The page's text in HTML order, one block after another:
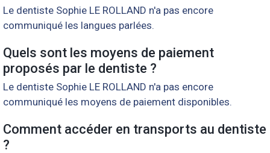
Le dentiste Sophie LE ROLLAND n'a pas encore
communiqué les langues parlées.
Quels sont les moyens de paiement
proposés par le dentiste ?
Le dentiste Sophie LE ROLLAND n'a pas encore
communiqué les moyens de paiement disponibles.
Comment accéder en transports au dentiste
?